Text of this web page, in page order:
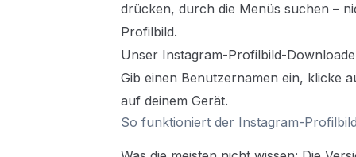
drücken, durch die Menüs suchen –
Profilbild.
Unser Instagram-Profilbild-
Gib einen Benutzernamen ein, klicke
auf deinem Gerät.
So funktioniert der Instagram-